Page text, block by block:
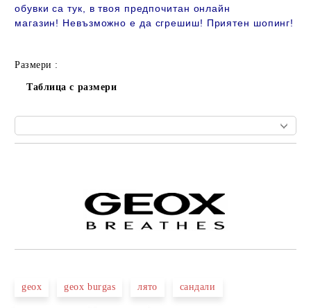
обувки са тук, в твоя предпочитан онлайн
магазин! Невъзможно е да сгрешиш! Приятен шопинг!
Размери :
Таблица с размери
geox geox burgas лято сандали